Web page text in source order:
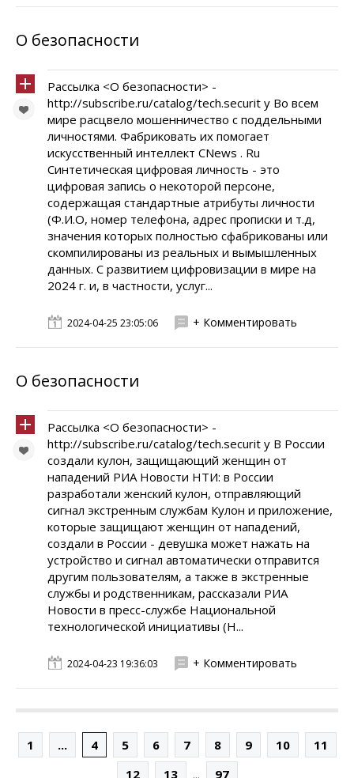
О безопасности
Рассылка <О безопасности> -
http://subscribe.ru/catalog/tech.securit y Во всем
мире расцвело мошенничество с поддельными
личностями. Фабриковать их помогает
искусственный интеллект CNews . Ru
Синтетическая цифровая личность - это
цифровая запись о некоторой персоне,
содержащая стандартные атрибуты личности
(Ф.И.О, номер телефона, адрес прописки и т.д,
значения которых полностью сфабрикованы или
скомпилированы из реальных и вымышленных
данных. С развитием цифровизации в мире на
2024 г. и, в частности, услуг...
2024-04-25 23:05:06 + Комментировать
О безопасности
Рассылка <О безопасности> -
http://subscribe.ru/catalog/tech.securit y В России
создали кулон, защищающий женщин от
нападений РИА Новости НТИ: в России
разработали женский кулон, отправляющий
сигнал экстренным службам Кулон и приложение,
которые защищают женщин от нападений,
создали в России - девушка может нажать на
устройство и сигнал автоматически отправится
другим пользователям, а также в экстренные
службы и родственникам, рассказали РИА
Новости в пресс-службе Национальной
технологической инициативы (Н...
2024-04-23 19:36:03 + Комментировать
1 ... 4 5 6 7 8 9 10
11
12
13 ... 97